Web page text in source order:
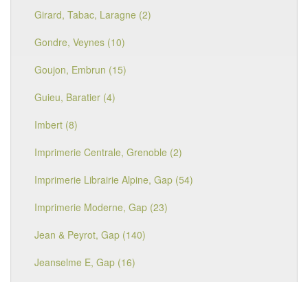
Girard, Tabac, Laragne (2)
Gondre, Veynes (10)
Goujon, Embrun (15)
Guieu, Baratier (4)
Imbert (8)
Imprimerie Centrale, Grenoble (2)
Imprimerie Librairie Alpine, Gap (54)
Imprimerie Moderne, Gap (23)
Jean & Peyrot, Gap (140)
Jeanselme E, Gap (16)